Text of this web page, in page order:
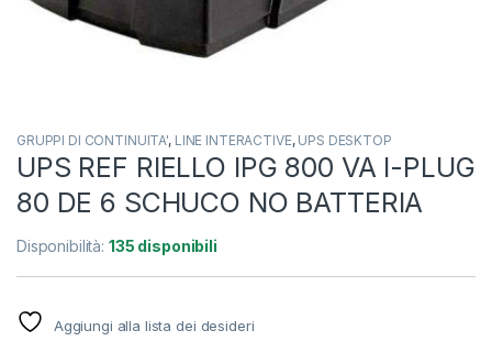
GRUPPI DI CONTINUITA', LINE INTERACTIVE, UPS DESKTOP
UPS REF RIELLO IPG 800 VA I-PLUG
80 DE 6 SCHUCO NO BATTERIA
Disponibilità: 135 disponibili
Aggiungi alla lista dei desideri